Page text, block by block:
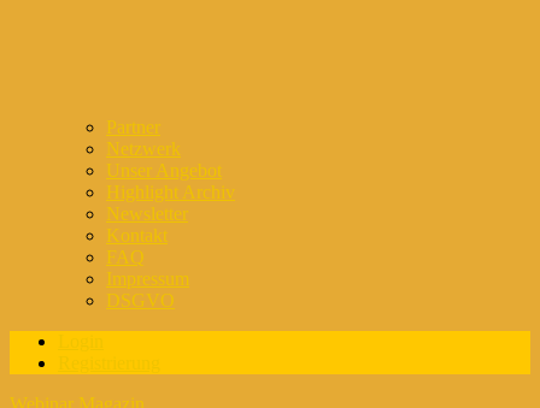
Partner
Netzwerk
Unser Angebot
Highlight Archiv
Newsletter
Kontakt
FAQ
Impressum
DSGVO
Webinar Magazin